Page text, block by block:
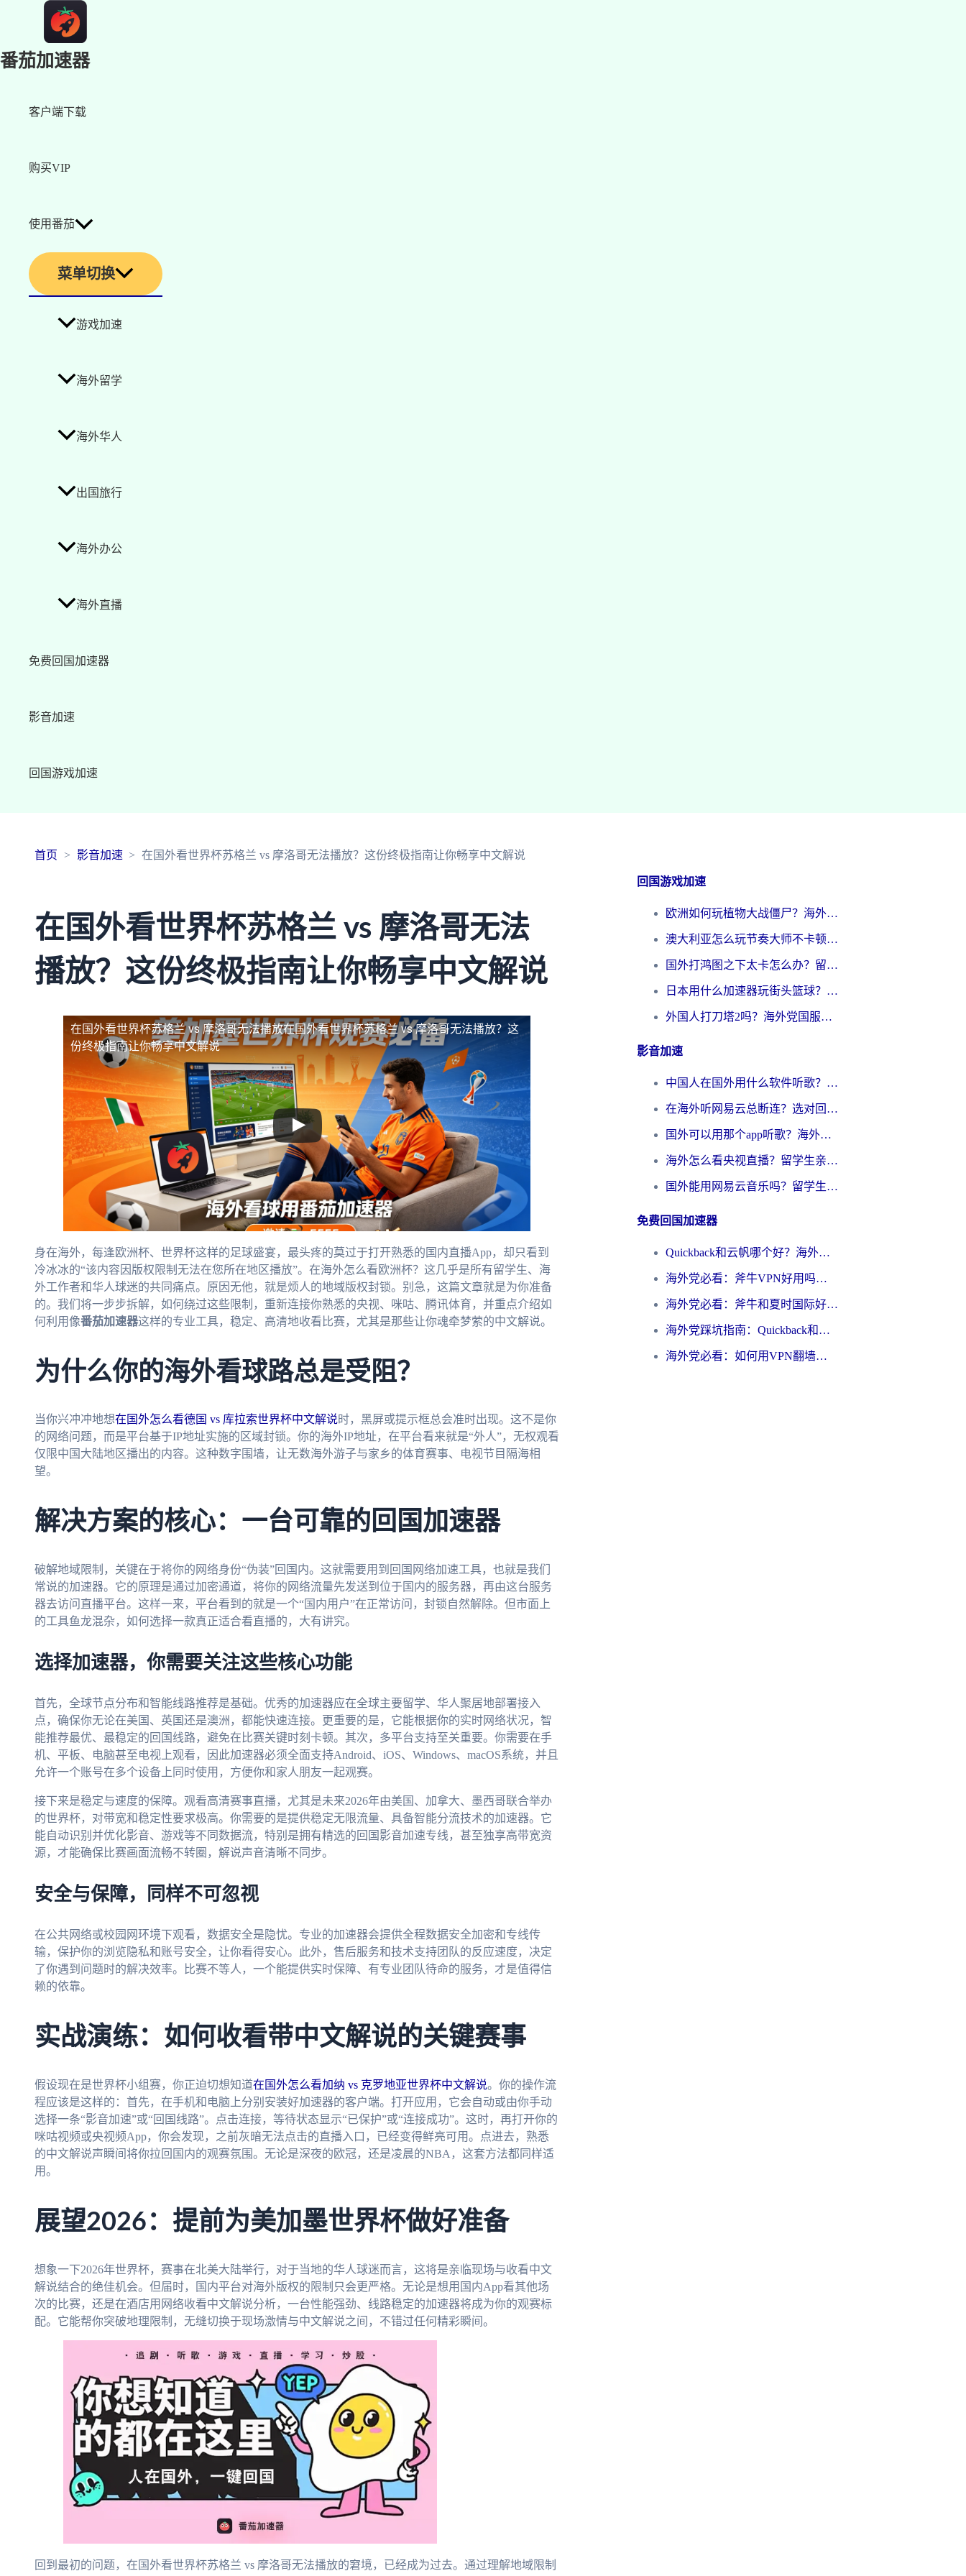
番茄加速器
客户端下载
购买VIP
使用番茄
菜单切换
游戏加速
海外留学
海外华人
出国旅行
海外办公
海外直播
免费回国加速器
影音加速
回国游戏加速
首页 影音加速 在国外看世界杯苏格兰 vs 摩洛哥无法播放？这份终极指南让你畅享中文解说
在国外看世界杯苏格兰 vs 摩洛哥无法
播放？这份终极指南让你畅享中文解说
在国外看世界杯苏格兰 vs 摩洛哥无法播放在国外看世界杯苏格兰 vs 摩洛哥无法播放？这
份终极指南让你畅享中文解说
身在海外，每逢欧洲杯、世界杯这样的足球盛宴，最头疼的莫过于打开熟悉的国内直播App，却只看到
冷冰冰的“该内容因版权限制无法在您所在地区播放”。在海外怎么看欧洲杯？这几乎是所有留学生、海
外工作者和华人球迷的共同痛点。原因无他，就是烦人的地域版权封锁。别急，这篇文章就是为你准备
的。我们将一步步拆解，如何绕过这些限制，重新连接你熟悉的央视、咪咕、腾讯体育，并重点介绍如
何利用像番茄加速器这样的专业工具，稳定、高清地收看比赛，尤其是那些让你魂牵梦萦的中文解说。
为什么你的海外看球路总是受阻？
当你兴冲冲地想在国外怎么看德国 vs 库拉索世界杯中文解说时，黑屏或提示框总会准时出现。这不是你
的网络问题，而是平台基于IP地址实施的区域封锁。你的海外IP地址，在平台看来就是“外人”，无权观看
仅限中国大陆地区播出的内容。这种数字围墙，让无数海外游子与家乡的体育赛事、电视节目隔海相
望。
解决方案的核心：一台可靠的回国加速器
破解地域限制，关键在于将你的网络身份“伪装”回国内。这就需要用到回国网络加速工具，也就是我们
常说的加速器。它的原理是通过加密通道，将你的网络流量先发送到位于国内的服务器，再由这台服务
器去访问直播平台。这样一来，平台看到的就是一个“国内用户”在正常访问，封锁自然解除。但市面上
的工具鱼龙混杂，如何选择一款真正适合看直播的，大有讲究。
选择加速器，你需要关注这些核心功能
首先，全球节点分布和智能线路推荐是基础。优秀的加速器应在全球主要留学、华人聚居地部署接入
点，确保你无论在美国、英国还是澳洲，都能快速连接。更重要的是，它能根据你的实时网络状况，智
能推荐最优、最稳定的回国线路，避免在比赛关键时刻卡顿。其次，多平台支持至关重要。你需要在手
机、平板、电脑甚至电视上观看，因此加速器必须全面支持Android、iOS、Windows、macOS系统，并且
允许一个账号在多个设备上同时使用，方便你和家人朋友一起观赛。
接下来是稳定与速度的保障。观看高清赛事直播，尤其是未来2026年由美国、加拿大、墨西哥联合举办
的世界杯，对带宽和稳定性要求极高。你需要的是提供稳定无限流量、具备智能分流技术的加速器。它
能自动识别并优化影音、游戏等不同数据流，特别是拥有精选的回国影音加速专线，甚至独享高带宽资
源，才能确保比赛画面流畅不转圈，解说声音清晰不同步。
安全与保障，同样不可忽视
在公共网络或校园网环境下观看，数据安全是隐忧。专业的加速器会提供全程数据安全加密和专线传
输，保护你的浏览隐私和账号安全，让你看得安心。此外，售后服务和技术支持团队的反应速度，决定
了你遇到问题时的解决效率。比赛不等人，一个能提供实时保障、有专业团队待命的服务，才是值得信
赖的依靠。
实战演练：如何收看带中文解说的关键赛事
假设现在是世界杯小组赛，你正迫切想知道在国外怎么看加纳 vs 克罗地亚世界杯中文解说。你的操作流
程应该是这样的：首先，在手机和电脑上分别安装好加速器的客户端。打开应用，它会自动或由你手动
选择一条“影音加速”或“回国线路”。点击连接，等待状态显示“已保护”或“连接成功”。这时，再打开你的
咪咕视频或央视频App，你会发现，之前灰暗无法点击的直播入口，已经变得鲜亮可用。点进去，熟悉
的中文解说声瞬间将你拉回国内的观赛氛围。无论是深夜的欧冠，还是凌晨的NBA，这套方法都同样适
用。
展望2026：提前为美加墨世界杯做好准备
想象一下2026年世界杯，赛事在北美大陆举行，对于当地的华人球迷而言，这将是亲临现场与收看中文
解说结合的绝佳机会。但届时，国内平台对海外版权的限制只会更严格。无论是想用国内App看其他场
次的比赛，还是在酒店用网络收看中文解说分析，一台性能强劲、线路稳定的加速器将成为你的观赛标
配。它能帮你突破地理限制，无缝切换于现场激情与中文解说之间，不错过任何精彩瞬间。
回到最初的问题，在国外看世界杯苏格兰 vs 摩洛哥无法播放的窘境，已经成为过去。通过理解地域限制
回国游戏加速
欧洲如何玩植物大战僵尸？海外党国服游戏加速避坑指南（附实测对比）
澳大利亚怎么玩节奏大师不卡顿？海外党国服游戏加速终极指南
国外打鸿图之下太卡怎么办？留学生亲测有效的国服游戏加速方案
日本用什么加速器玩街头篮球？海外党国服游戏不卡顿的终极攻略
外国人打刀塔2吗？海外党国服游戏加速避坑全攻略
影音加速
中国人在国外用什么软件听歌？别再被地域限制卡脖子，这篇教你轻松解锁国内音乐库
在海外听网易云总断连？选对回国加速器，告别地区限制和卡顿
国外可以用那个app听歌？海外党亲测有效的回国加速方案，轻松听国内音乐听书
海外怎么看央视直播？留学生亲测：3步解决版权限制+追剧自由
国外能用网易云音乐吗？留学生亲测：3步解决海外听歌难题
免费回国加速器
Quickback和云帆哪个好？海外党2026亲测指南：选对加速器大陆工具，无缝刷国内剧玩国服
海外党必看：斧牛VPN好用吗？和GoLinkVPN对比哪个回国效果更好？
海外党必看：斧牛和夏时国际好用吗？3步选对回国加速器，无缝刷国内资源
海外党踩坑指南：Quickback和归雁好用吗？选对加速器才能无缝刷国内资源
海外党必看：如何用VPN翻墙到大陆PTT？一篇解决你所有回国加速痛点